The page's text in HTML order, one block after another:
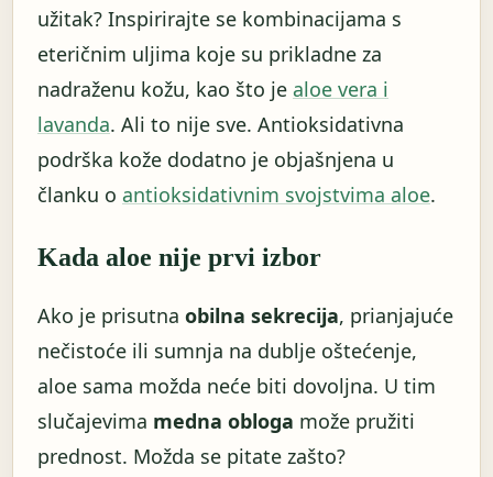
užitak? Inspirirajte se kombinacijama s
eteričnim uljima koje su prikladne za
nadraženu kožu, kao što je aloe vera i
lavanda. Ali to nije sve. Antioksidativna
podrška kože dodatno je objašnjena u
članku o antioksidativnim svojstvima aloe.
Kada aloe nije prvi izbor
Ako je prisutna obilna sekrecija, prianjajuće
nečistoće ili sumnja na dublje oštećenje,
aloe sama možda neće biti dovoljna. U tim
slučajevima medna obloga može pružiti
prednost. Možda se pitate zašto?